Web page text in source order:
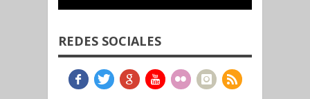
REDES SOCIALES